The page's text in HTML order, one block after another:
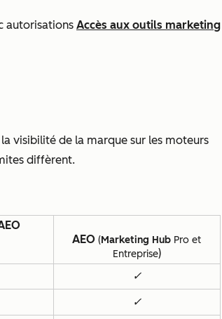
autorisations Accès aux outils marketing
visibilité de la marque sur les moteurs
diffèrent.
AEO (Marketing Hub Pro et
Entreprise)
✓
✓